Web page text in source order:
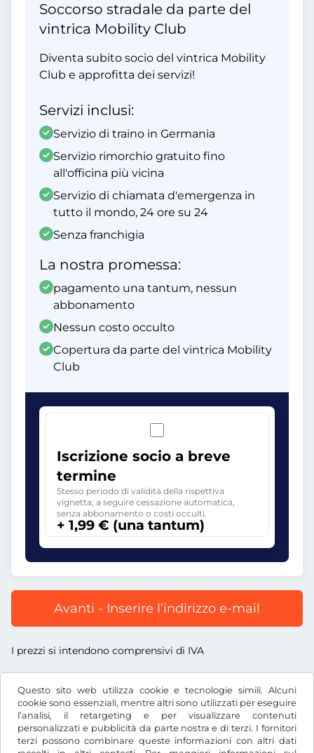
Questo sito web utilizza cookie e tecnologie simili. Alcuni
cookie sono essenziali, mentre altri sono utilizzati per eseguire
l’analisi, il retargeting e per visualizzare contenuti
personalizzati e pubblicità da parte nostra e di terzi. I fornitori
terzi possono combinare queste informazioni con altri dati
Soccorso stradale da parte del
vintrica Mobility Club
Diventa subito socio del vintrica Mobility
Club e approfitta dei servizi!
Servizi inclusi:
Servizio di traino in Germania
Servizio rimorchio gratuito fino
all'officina più vicina
Servizio di chiamata d'emergenza in
tutto il mondo, 24 ore su 24
Senza franchigia
La nostra promessa:
pagamento una tantum, nessun
abbonamento
Nessun costo occulto
Copertura da parte del vintrica Mobility
Club
Iscrizione socio a breve
termine
Stesso periodo di validità della rispettiva
vignetta; a seguire cessazione automatica,
senza abbonamento o costi occulti.
+ 1,99 € (una tantum)
Avanti - Inserire l’indirizzo e-mail
I prezzi si intendono comprensivi di IVA
€EUR